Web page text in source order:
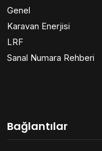
Genel
Karavan Enerjisi
LRF
Sanal Numara Rehberi
Bağlantılar